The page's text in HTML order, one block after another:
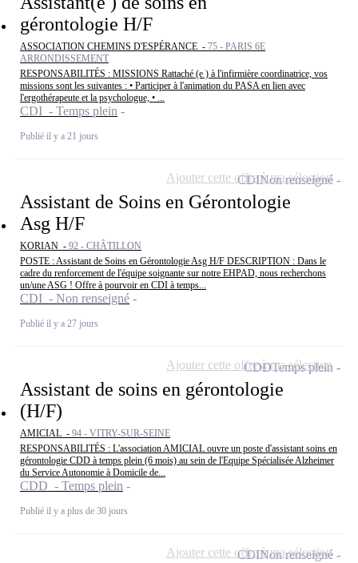
gérontologie H/F
ASSOCIATION CHEMINS D'ESPÉRANCE - 75 - PARIS 6E
ARRONDISSEMENT
RESPONSABILITÉS : MISSIONS Rattaché (e ) à l'infirmière coordinatrice, vos
missions sont les suivantes : • Participer à l'animation du PASA en lien avec
l'ergothérapeute et la psychologue, • ...
CDI - Temps plein
Publié il y a 21 jours
Assistant de Soins en Gérontologie
Asg H/F
KORIAN - 92 - CHÂTILLON
POSTE : Assistant de Soins en Gérontologie Asg H/F DESCRIPTION : Dans le
cadre du renforcement de l'équipe soignante sur notre EHPAD, nous recherchons
un/une ASG ! Offre à pourvoir en CDI à temps...
CDI - Non renseigné
Publié il y a 27 jours
CDINon renseigné
Ajouter cette offre à ma sélection
Assistant de soins en gérontologie
(H/F)
AMICIAL - 94 - VITRY-SUR-SEINE
RESPONSABILITÉS : L'association AMICIAL ouvre un poste d'assistant soins en
gérontologie CDD à temps plein (6 mois) au sein de l'Equipe Spécialisée Alzheimer
du Service Autonomie à Domicile de...
CDD - Temps plein
Publié il y a plus de 30 jours
CDDTemps plein
Ajouter cette offre à ma sélection
CDINon renseigné
Ajouter cette offre à ma sélection